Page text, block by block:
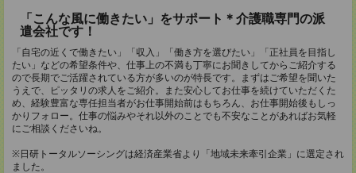
「こんな風に働きたい」をサポート＊介護職専門の派
遣会社です！
「自宅の近くで働きたい」「収入」「働き方を選びたい」「正社員を目指し
たい」などの希望条件や、仕事上の不満も丁寧にお聞きしてからご紹介する
ので長期でご活躍されている方が多いのが特長です。まずはご希望を聞いた
うえで、ピッタリの求人をご紹介。また安心してお仕事を続けていただくた
め、経験豊富な専任担当者がお仕事開始前はもちろん、お仕事開始後もしっ
かりフォロー。仕事の悩みやそれ以外のことでも不安なことがあればお気軽
にご相談くださいね。
※日研トータルソーシングは経済産業省より「地域未来牽引企業」に選定され
ました。